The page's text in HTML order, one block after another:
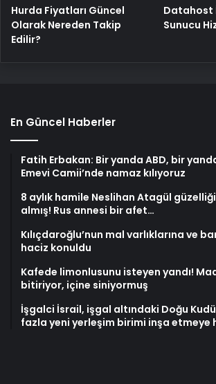
Hurda Fiyatları Güncel
Olarak Nereden Takip
Edilir?
Datahost
Sunucu
En Güncel Haberler
Fatih Erbakan: Bir yanda ABD, bir
Emevi Camii’nde namaz kılıyoruz
8 aylık hamile Neslihan Atagül
almış! Rus annesi bir afet…
Kılıçdaroğlu’nun mal varlıklarına ve
haciz konuldu
Kafede limonlusunu isteyen yandı!
bitiriyor, içine siniyormuş
İşgalci İsrail, işgal altındaki Doğu
fazla yeni yerleşim birimi inşa etmeye